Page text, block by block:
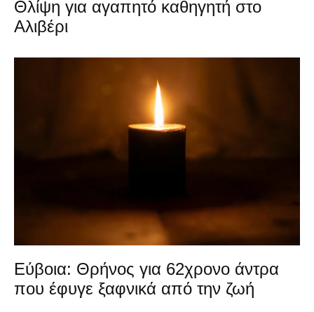
Θλίψη για αγαπητό καθηγητή στο
Αλιβέρι
Εύβοια: Θρήνος για 62χρονο άντρα
που έφυγε ξαφνικά από την ζωή